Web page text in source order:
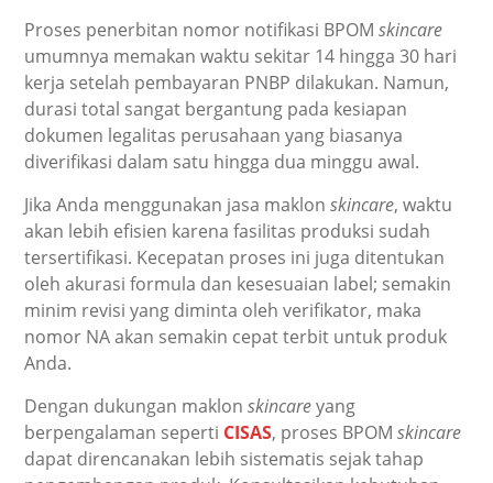
Proses penerbitan nomor notifikasi BPOMskincare
umumnya memakan waktu sekitar 14 hingga 30 hari
kerja setelah pembayaran PNBP dilakukan. Namun,
durasi total sangat bergantung pada kesiapan
dokumen legalitas perusahaan yang biasanya
diverifikasi dalam satu hingga dua minggu awal.
Jika Anda menggunakan jasa maklonskincare, waktu
akan lebih efisien karena fasilitas produksi sudah
tersertifikasi. Kecepatan proses ini juga ditentukan
oleh akurasi formula dan kesesuaian label; semakin
minim revisi yang diminta oleh verifikator, maka
nomor NA akan semakin cepat terbit untuk produk
Anda.
Dengan dukungan maklon skincareyang
berpengalaman seperti CISAS, proses BPOMskincare
dapat direncanakan lebih sistematis sejak tahap